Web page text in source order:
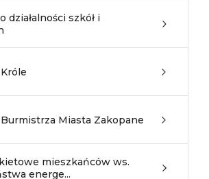
działalności szkół i
Miasta Zakopane
mieszkańców ws.
energe...